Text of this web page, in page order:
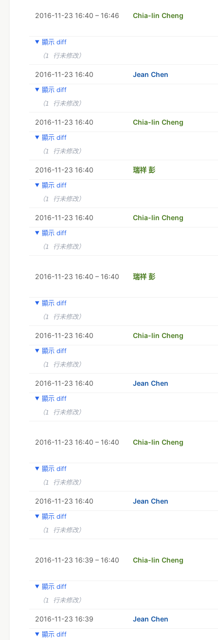
2016-11-23 16:40 – 16:46 Chia-lin Cheng
顯示 diff
（1 行未修改）
2016-11-23 16:40 Jean Chen
顯示 diff
（1 行未修改）
2016-11-23 16:40 Chia-lin Cheng
顯示 diff
（1 行未修改）
2016-11-23 16:40 瑞祥 彭
顯示 diff
（1 行未修改）
2016-11-23 16:40 Chia-lin Cheng
顯示 diff
（1 行未修改）
2016-11-23 16:40 – 16:40 瑞祥 彭
顯示 diff
（1 行未修改）
2016-11-23 16:40 Chia-lin Cheng
顯示 diff
（1 行未修改）
2016-11-23 16:40 Jean Chen
顯示 diff
（1 行未修改）
2016-11-23 16:40 – 16:40 Chia-lin Cheng
顯示 diff
（1 行未修改）
2016-11-23 16:40 Jean Chen
顯示 diff
（1 行未修改）
2016-11-23 16:39 – 16:40 Chia-lin Cheng
顯示 diff
（1 行未修改）
2016-11-23 16:39 Jean Chen
顯示 diff